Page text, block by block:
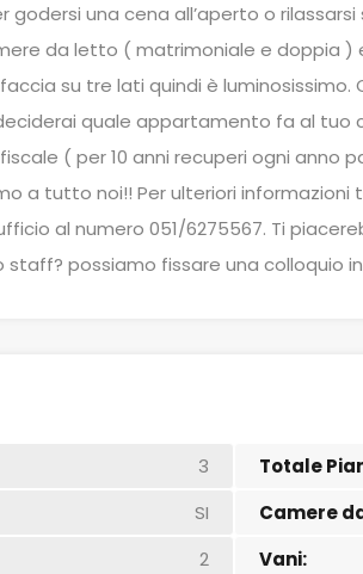
una cena all’aperto o
da letto ( matrimoniale e doppia )
su tre lati quindi è
quale appartamento fa al tuo
( per 10 anni recuperi ogni anno
a tutto noi!! Per ulteriori
al numero 051/6275567. Ti
possiamo fissare una colloquio
3 Totale
SI Camere
2 Vani: